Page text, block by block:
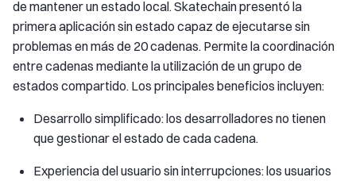
de mantener un estado local. Skatechain presentó la
primera aplicación sin estado capaz de ejecutarse sin
problemas en más de 20 cadenas. Permite la coordinación
entre cadenas mediante la utilización de un grupo de
estados compartido. Los principales beneficios incluyen:
Desarrollo simplificado: los desarrolladores no tienen
que gestionar el estado de cada cadena.
Experiencia del usuario sin interrupciones: los usuarios